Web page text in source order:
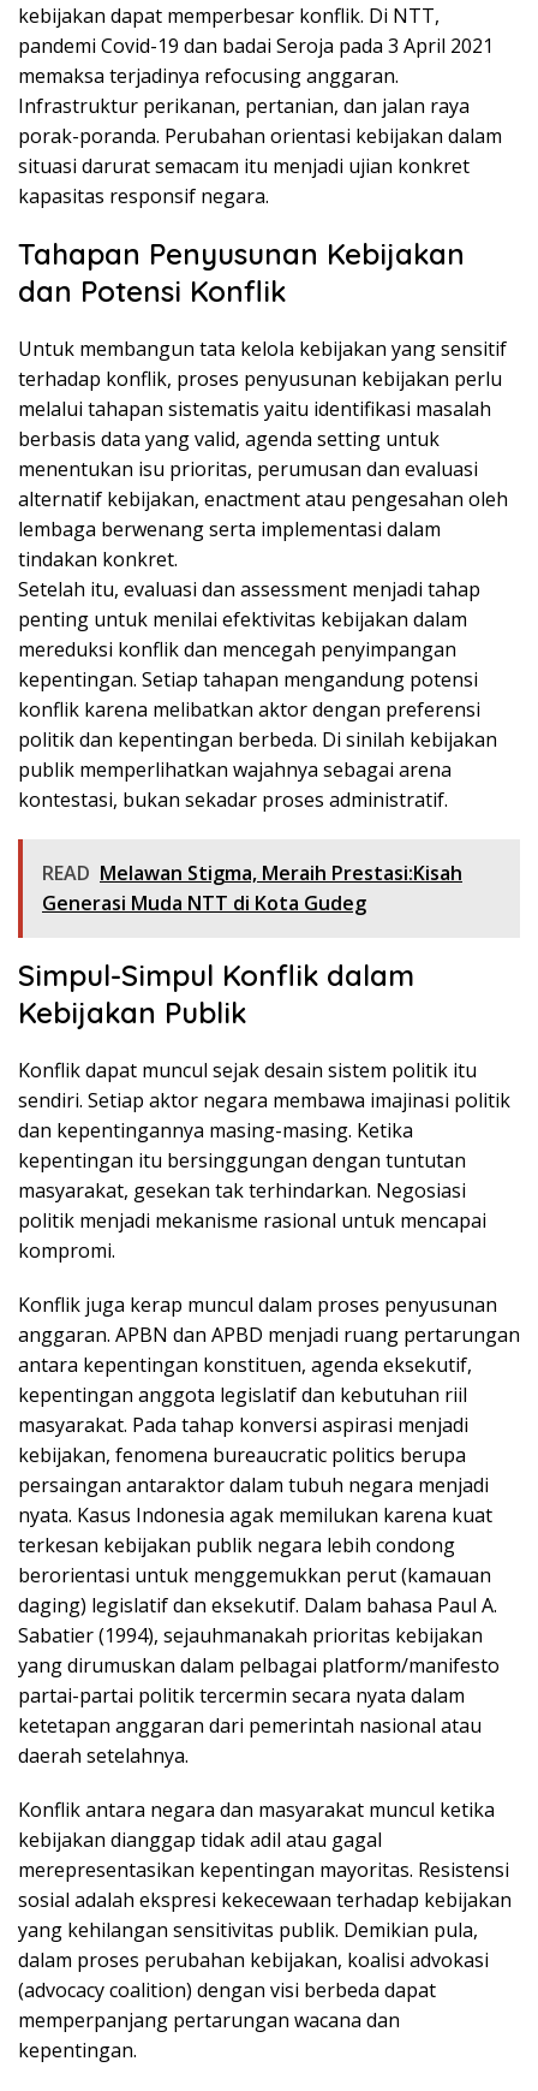
kebijakan dapat memperbesar konflik. Di NTT,
pandemi Covid-19 dan badai Seroja pada 3 April 2021
memaksa terjadinya refocusing anggaran.
Infrastruktur perikanan, pertanian, dan jalan raya
porak-poranda. Perubahan orientasi kebijakan dalam
situasi darurat semacam itu menjadi ujian konkret
kapasitas responsif negara.
Tahapan Penyusunan Kebijakan
dan Potensi Konflik
Untuk membangun tata kelola kebijakan yang sensitif
terhadap konflik, proses penyusunan kebijakan perlu
melalui tahapan sistematis yaitu identifikasi masalah
berbasis data yang valid, agenda setting untuk
menentukan isu prioritas, perumusan dan evaluasi
alternatif kebijakan, enactment atau pengesahan oleh
lembaga berwenang serta implementasi dalam
tindakan konkret.
Setelah itu, evaluasi dan assessment menjadi tahap
penting untuk menilai efektivitas kebijakan dalam
mereduksi konflik dan mencegah penyimpangan
kepentingan. Setiap tahapan mengandung potensi
konflik karena melibatkan aktor dengan preferensi
politik dan kepentingan berbeda. Di sinilah kebijakan
publik memperlihatkan wajahnya sebagai arena
kontestasi, bukan sekadar proses administratif.
READ Melawan Stigma, Meraih Prestasi:Kisah
Generasi Muda NTT di Kota Gudeg
Simpul-Simpul Konflik dalam
Kebijakan Publik
Konflik dapat muncul sejak desain sistem politik itu
sendiri. Setiap aktor negara membawa imajinasi politik
dan kepentingannya masing-masing. Ketika
kepentingan itu bersinggungan dengan tuntutan
masyarakat, gesekan tak terhindarkan. Negosiasi
politik menjadi mekanisme rasional untuk mencapai
kompromi.
Konflik juga kerap muncul dalam proses penyusunan
anggaran. APBN dan APBD menjadi ruang pertarungan
antara kepentingan konstituen, agenda eksekutif,
kepentingan anggota legislatif dan kebutuhan riil
masyarakat. Pada tahap konversi aspirasi menjadi
kebijakan, fenomena bureaucratic politics berupa
persaingan antaraktor dalam tubuh negara menjadi
nyata. Kasus Indonesia agak memilukan karena kuat
terkesan kebijakan publik negara lebih condong
berorientasi untuk menggemukkan perut (kamauan
daging) legislatif dan eksekutif. Dalam bahasa Paul A.
Sabatier (1994), sejauhmanakah prioritas kebijakan
yang dirumuskan dalam pelbagai platform/manifesto
partai-partai politik tercermin secara nyata dalam
ketetapan anggaran dari pemerintah nasional atau
daerah setelahnya.
Konflik antara negara dan masyarakat muncul ketika
kebijakan dianggap tidak adil atau gagal
merepresentasikan kepentingan mayoritas. Resistensi
sosial adalah ekspresi kekecewaan terhadap kebijakan
yang kehilangan sensitivitas publik. Demikian pula,
dalam proses perubahan kebijakan, koalisi advokasi
(advocacy coalition) dengan visi berbeda dapat
memperpanjang pertarungan wacana dan
kepentingan.